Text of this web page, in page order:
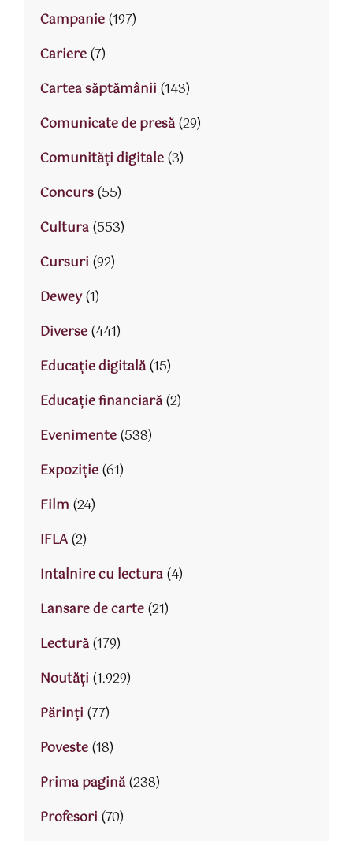
Campanie(197)
Cariere(7)
Cartea săptămânii (143)
Comunicate de presă(29)
Comunități digitale(3)
Concurs(55)
Cultura(553)
Cursuri (92)
Dewey(1)
Diverse(441)
Educaţie digitală(15)
Educaţie financiară(2)
Evenimente(538)
Expoziție(61)
Film (24)
IFLA(2)
Intalnire cu lectura(4)
Lansare de carte(21)
Lectură(179)
Noutăți (1.929)
Părinţi (77)
Poveste(18)
Prima pagină(238)
Profesori (70)